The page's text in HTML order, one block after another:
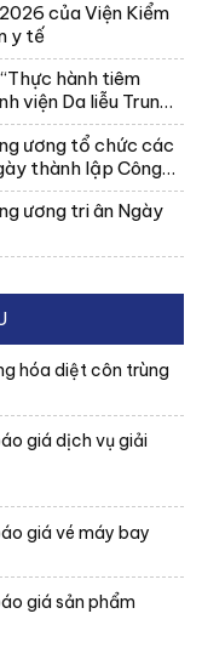
của Viện Kiểm
y tế
hành tiêm
viện Da liễu Trung
ương tổ chức các
thành lập Công
ương tri ân Ngày
hóa diệt côn trùng
giá dịch vụ giải
giá vé máy bay
giá sản phẩm